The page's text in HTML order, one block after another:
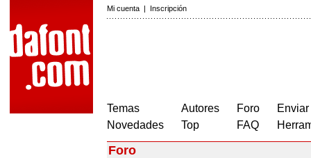
Mi cuenta | Inscripción
Temas
Novedades
Autores
Top
Foro
FAQ
Foro